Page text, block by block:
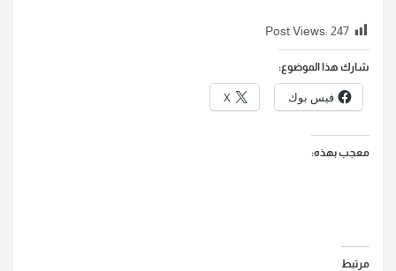
Post Views: 247
شارك هذا الموضوع:
فيس بوك X
معجب بهذه:
مرتبط